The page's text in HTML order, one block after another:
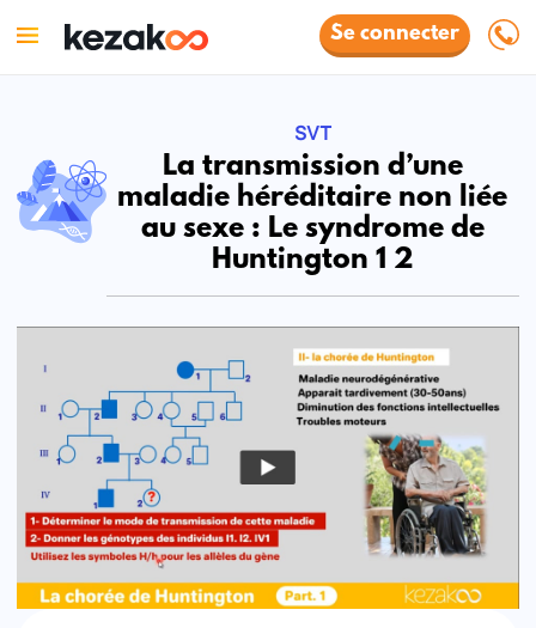
Se connecter
SVT
La transmission d’une
maladie héréditaire non liée
au sexe : Le syndrome de
Huntington 1 2